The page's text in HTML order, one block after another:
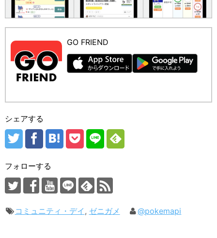
GO FRIEND
シェアする
フォローする
コミュニティ・デイ , ゼニガメ @pokemapi